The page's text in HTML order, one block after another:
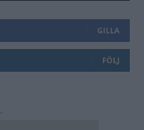
GILLA
FÖLJ